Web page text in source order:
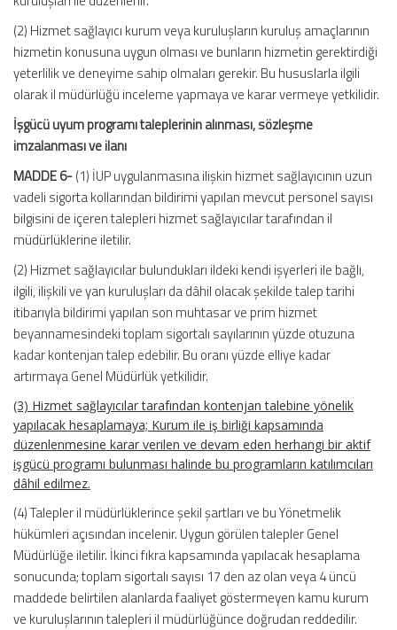
(2) Hizmet sağlayıcı kurum veya kuruluşların kuruluş amaçlarının
hizmetin konusuna uygun olması ve bunların hizmetin gerektirdiği
yeterlilik ve deneyime sahip olmaları gerekir. Bu hususlarla ilgili
olarak il müdürlüğü inceleme yapmaya ve karar vermeye yetkilidir.
İşgücü uyum programı taleplerinin alınması, sözleşme
imzalanması ve ilanı
MADDE 6-(1) İUP uygulanmasına ilişkin hizmet sağlayıcının uzun
vadeli sigorta kollarından bildirimi yapılan mevcut personel sayısı
bilgisini de içeren talepleri hizmet sağlayıcılar tarafından il
müdürlüklerine iletilir.
(2) Hizmet sağlayıcılar bulundukları ildeki kendi işyerleri ile bağlı,
ilgili, ilişkili ve yan kuruluşları da dâhil olacak şekilde talep tarihi
itibarıyla bildirimi yapılan son muhtasar ve prim hizmet
beyannamesindeki toplam sigortalı sayılarının yüzde otuzuna
kadar kontenjan talep edebilir. Bu oranı yüzde elliye kadar
artırmaya Genel Müdürlük yetkilidir.
(3) Hizmet sağlayıcılar tarafından kontenjan talebine yönelik
yapılacak hesaplamaya; Kurum ile iş birliği kapsamında
düzenlenmesine karar verilen ve devam eden herhangi bir aktif
işgücü programı bulunması halinde bu programların katılımcıları
dâhil edilmez.
(4) Talepler il müdürlüklerince şekil şartları ve bu Yönetmelik
hükümleri açısından incelenir. Uygun görülen talepler Genel
Müdürlüğe iletilir. İkinci fıkra kapsamında yapılacak hesaplama
sonucunda; toplam sigortalı sayısı 17 den az olan veya 4 üncü
maddede belirtilen alanlarda faaliyet göstermeyen kamu kurum
ve kuruluşlarının talepleri il müdürlüğünce doğrudan reddedilir.